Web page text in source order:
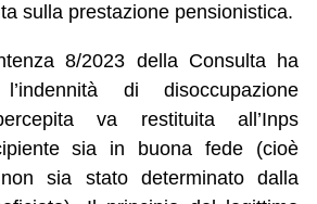
sulla prestazione pensionistica.
8/2023 della Consulta ha
di disoccupazione
va restituita all’Inps
sia in buona fede (cioè
sia stato determinato dalla